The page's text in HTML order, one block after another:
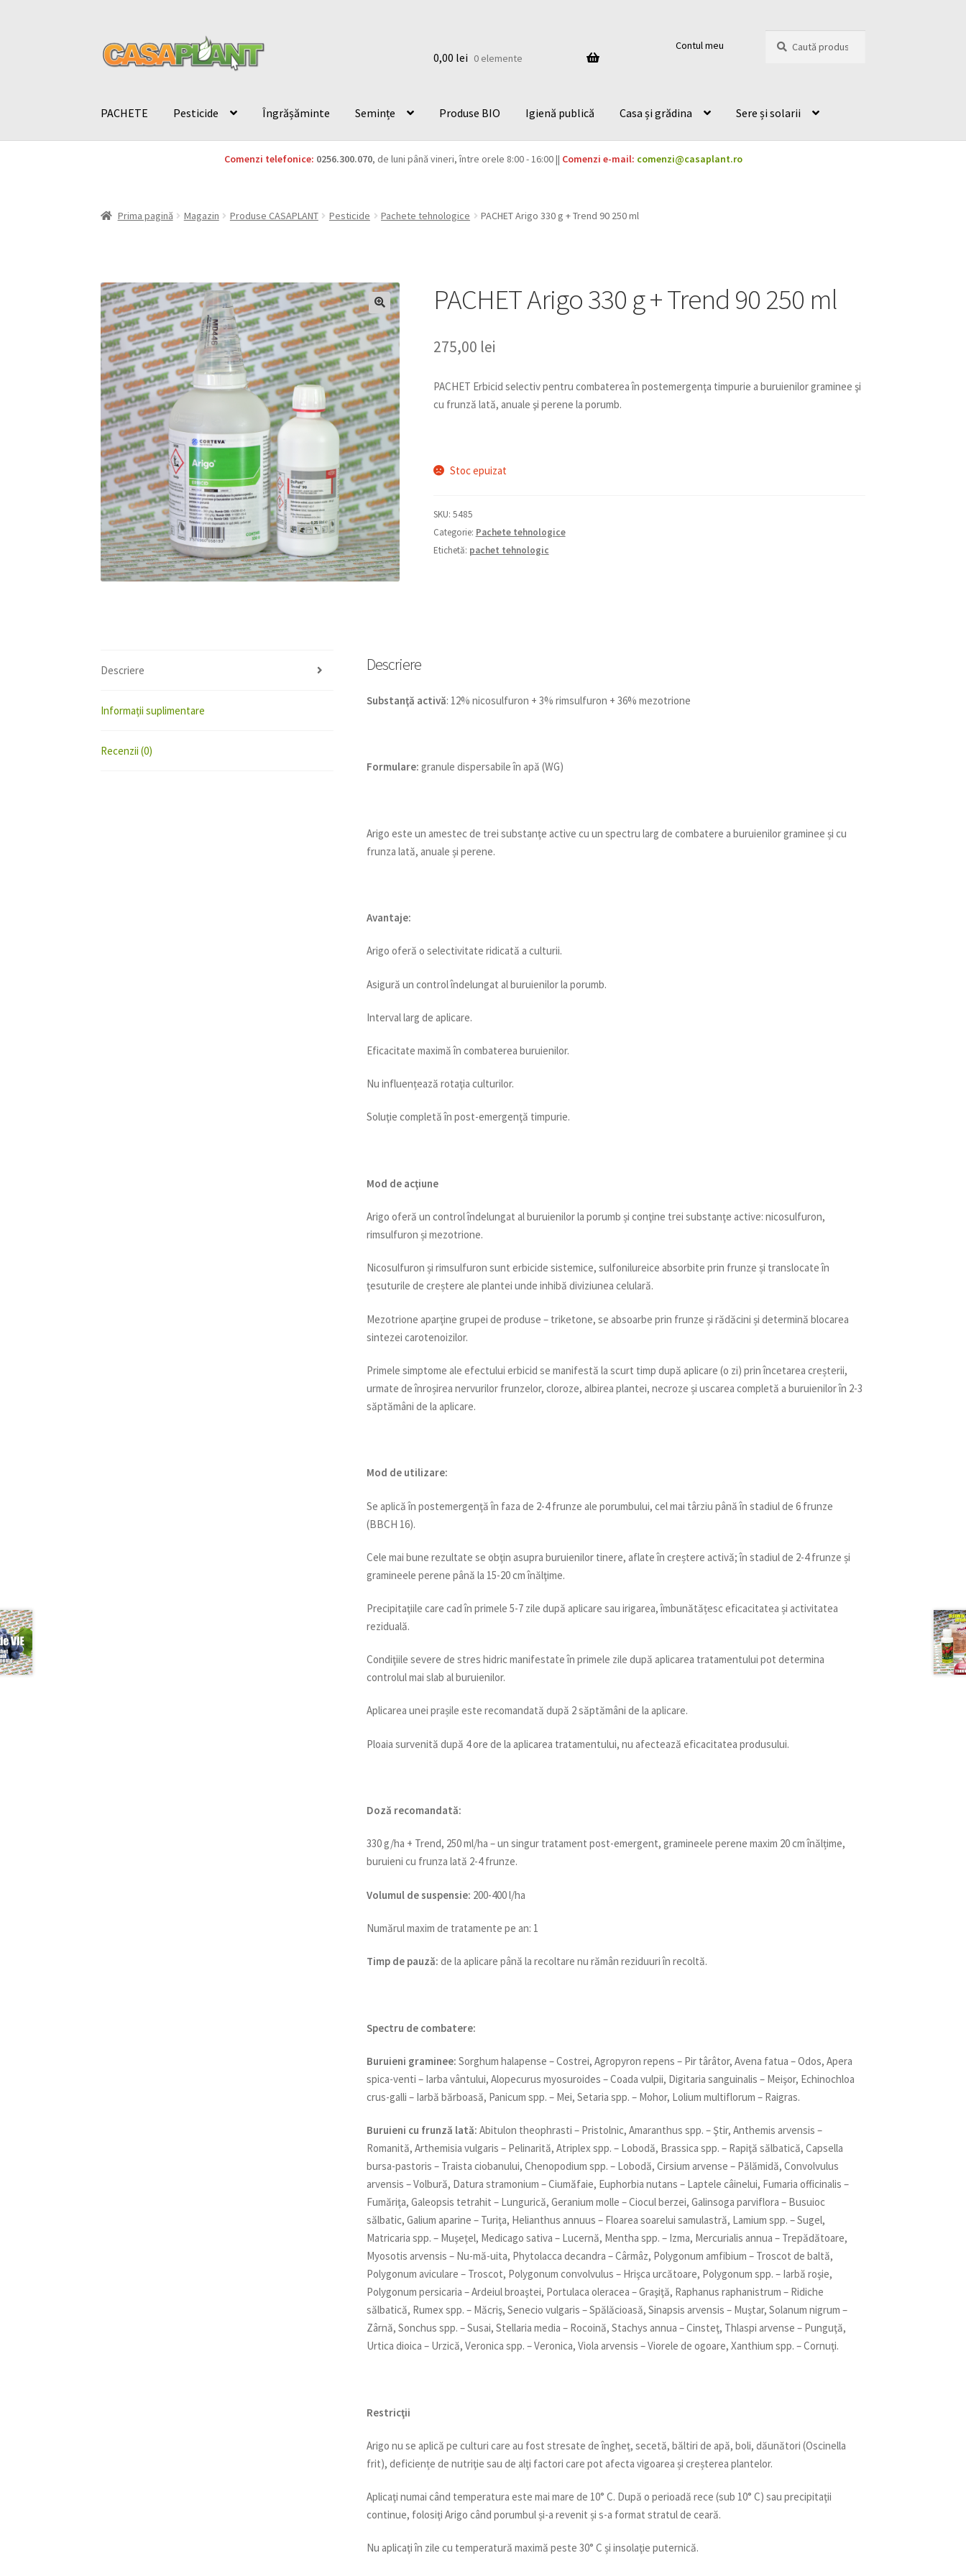
0,00 lei 0 elemente
Contul meu
după:
PACHETE Pesticide Îngrășăminte Semințe Produse BIO Igienă publică Casa și grădina Sere și solarii
Comenzi telefonice: 0256.300.070, de luni până vineri, între orele 8:00 - 16:00 || Comenzi e-mail: comenzi@casaplant.ro
Prima pagină Magazin Produse CASAPLANT Pesticide Pachete tehnologice PACHET Arigo 330 g + Trend 90 250 ml
PACHET Arigo 330 g + Trend 90 250 ml
275,00 lei
PACHET Erbicid selectiv pentru combaterea în postemergenţa timpurie a buruienilor graminee şi
cu frunză lată, anuale şi perene la porumb.
Stoc epuizat
SKU: 5485
Categorie: Pachete tehnologice
Etichetă: pachet tehnologic
Descriere
Informații suplimentare
Recenzii (0)
Descriere
Substanţă activă: 12% nicosulfuron + 3% rimsulfuron + 36% mezotrione
Formulare: granule dispersabile în apă (WG)
Arigo este un amestec de trei substanţe active cu un spectru larg de combatere a buruienilor graminee și cu
frunza lată, anuale și perene.
Avantaje:
Arigo oferă o selectivitate ridicată a culturii.
Asigură un control îndelungat al buruienilor la porumb.
Interval larg de aplicare.
Eficacitate maximă în combaterea buruienilor.
Nu influențează rotaţia culturilor.
Soluţie completă în post-emergenţă timpurie.
Mod de acţiune
Arigo oferă un control îndelungat al buruienilor la porumb și conţine trei substanţe active: nicosulfuron,
rimsulfuron și mezotrione.
Nicosulfuron și rimsulfuron sunt erbicide sistemice, sulfonilureice absorbite prin frunze și translocate în
ţesuturile de creștere ale plantei unde inhibă diviziunea celulară.
Mezotrione aparţine grupei de produse – triketone, se absoarbe prin frunze și rădăcini și determină blocarea
sintezei carotenoizilor.
Primele simptome ale efectului erbicid se manifestă la scurt timp după aplicare (o zi) prin încetarea creșterii,
urmate de înroșirea nervurilor frunzelor, cloroze, albirea plantei, necroze și uscarea completă a buruienilor în 2-3
săptămâni de la aplicare.
Mod de utilizare:
Se aplică în postemergenţă în faza de 2-4 frunze ale porumbului, cel mai târziu până în stadiul de 6 frunze
(BBCH 16).
Cele mai bune rezultate se obţin asupra buruienilor tinere, aflate în creștere activă; în stadiul de 2-4 frunze și
gramineele perene până la 15-20 cm înălţime.
Precipitaţiile care cad în primele 5-7 zile după aplicare sau irigarea, îmbunătățesc eficacitatea și activitatea
reziduală.
Condiţiile severe de stres hidric manifestate în primele zile după aplicarea tratamentului pot determina
controlul mai slab al buruienilor.
Aplicarea unei prașile este recomandată după 2 săptămâni de la aplicare.
Ploaia survenită după 4 ore de la aplicarea tratamentului, nu afectează eficacitatea produsului.
Doză recomandată:
330 g/ha + Trend, 250 ml/ha – un singur tratament post-emergent, gramineele perene maxim 20 cm înălțime,
buruieni cu frunza lată 2-4 frunze.
Volumul de suspensie: 200-400 l/ha
Numărul maxim de tratamente pe an: 1
Timp de pauză: de la aplicare până la recoltare nu rămân reziduuri în recoltă.
Spectru de combatere:
Buruieni graminee: Sorghum halapense – Costrei, Agropyron repens – Pir târâtor, Avena fatua – Odos, Apera
spica-venti – Iarba vântului, Alopecurus myosuroides – Coada vulpii, Digitaria sanguinalis – Meişor, Echinochloa
crus-galli – Iarbă bărboasă, Panicum spp. – Mei, Setaria spp. – Mohor, Lolium multiflorum – Raigras.
Buruieni cu frunză lată: Abitulon theophrasti – Pristolnic, Amaranthus spp. – Ştir, Anthemis arvensis –
Romanită, Arthemisia vulgaris – Pelinarită, Atriplex spp. – Lobodă, Brassica spp. – Rapiţă sălbatică, Capsella
bursa-pastoris – Traista ciobanului, Chenopodium spp. – Lobodă, Cirsium arvense – Pălămidă, Convolvulus
arvensis – Volbură, Datura stramonium – Ciumăfaie, Euphorbia nutans – Laptele câinelui, Fumaria officinalis –
Fumăriţa, Galeopsis tetrahit – Lungurică, Geranium molle – Ciocul berzei, Galinsoga parviflora – Busuioc
sălbatic, Galium aparine – Turiţa, Helianthus annuus – Floarea soarelui samulastră, Lamium spp. – Sugel,
Matricaria spp. – Muşeţel, Medicago sativa – Lucernă, Mentha spp. – Izma, Mercurialis annua – Trepădătoare,
Myosotis arvensis – Nu-mă-uita, Phytolacca decandra – Cârmâz, Polygonum amfibium – Troscot de baltă,
Polygonum aviculare – Troscot, Polygonum convolvulus – Hrişca urcătoare, Polygonum spp. – Iarbă roşie,
Polygonum persicaria – Ardeiul broaştei, Portulaca oleracea – Graşiţă, Raphanus raphanistrum – Ridiche
sălbatică, Rumex spp. – Măcriş, Senecio vulgaris – Spălăcioasă, Sinapsis arvensis – Muştar, Solanum nigrum –
Zârnă, Sonchus spp. – Susai, Stellaria media – Rocoină, Stachys annua – Cinsteţ, Thlaspi arvense – Punguţă,
Urtica dioica – Urzică, Veronica spp. – Veronica, Viola arvensis – Viorele de ogoare, Xanthium spp. – Cornuţi.
Restricţii
Arigo nu se aplică pe culturi care au fost stresate de îngheț, secetă, băltiri de apă, boli, dăunători (Oscinella
frit), deficiențe de nutriţie sau de alţi factori care pot afecta vigoarea și creșterea plantelor.
Aplicaţi numai când temperatura este mai mare de 10° C. După o perioadă rece (sub 10° C) sau precipitaţii
continue, folosiţi Arigo când porumbul și-a revenit și s-a format stratul de ceară.
Nu aplicaţi în zile cu temperatură maximă peste 30° C și insolaţie puternică.